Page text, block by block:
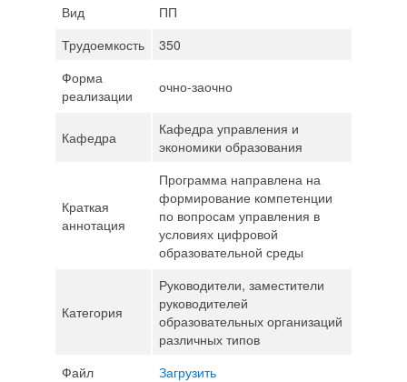
Вид
ПП
Трудоемкость
350
Форма
реализации
очно-заочно
Кафедра
Кафедра управления и
экономики образования
Краткая
аннотация
Программа направлена на
формирование компетенции
по вопросам управления в
условиях цифровой
образовательной среды
Категория
Руководители, заместители
руководителей
образовательных организаций
различных типов
Файл
Загрузить